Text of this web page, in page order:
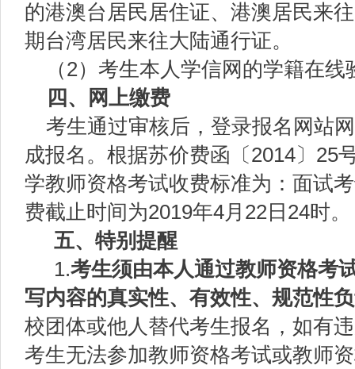
的港澳台居民居住证、港澳居民来
期台湾居民来往大陆通行证。
（2）考生本人学信网的学籍在
四、网上缴费
考生通过审核后，登录报名网站
成报名。根据苏价费函〔2014〕25
学教师资格考试收费标准为：面试
费截止时间为2019年4月22日24时。
五、特别提醒
1.考生须由本人通过教师资格考
写内容的真实性、有效性、规范性
校团体或他人替代考生报名，如有
考生无法参加教师资格考试或教师